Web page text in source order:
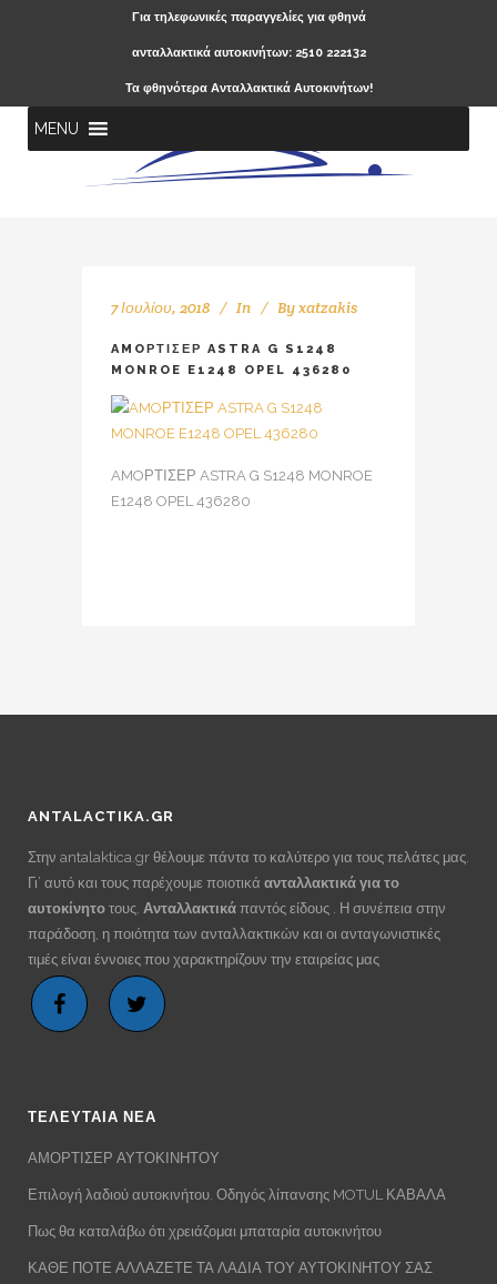
Για τηλεφωνικές παραγγελίες για φθηνά
ανταλλακτικά αυτοκινήτων: 2510 222132
Τα φθηνότερα Ανταλλακτικά Αυτοκινήτων!
MENU
7 Ιουλίου, 2018 In Byxatzakis
AMOΡΤΙΣΕΡ ASTRA G S1248
MONROE E1248 OPEL 436280
AMOΡΤΙΣΕΡ ASTRA G S1248 MONROE
E1248 OPEL 436280
ANTALACTIKA.GR
Στην antalaktica.gr θέλουμε πάντα το καλύτερο για τους πελάτες μας.
Γι’ αυτό και τους παρέχουμε ποιοτικά ανταλλακτικά για το
αυτοκίνητο τους. Ανταλλακτικά παντός είδους . Η συνέπεια στην
παράδοση, η ποιότητα των ανταλλακτικών και οι ανταγωνιστικές
τιμές είναι έννοιες που χαρακτηρίζουν την εταιρείας μας
ΤΕΛΕΥΤΑΙΑ ΝΕΑ
ΑΜΟΡΤΙΣΕΡ ΑΥΤΟΚΙΝΗΤΟΥ
Επιλογή λαδιού αυτοκινήτου. Οδηγός λίπανσης MOTUL ΚΑΒΑΛΑ
Πως θα καταλάβω ότι χρειάζομαι μπαταρία αυτοκινήτου
ΚΑΘΕ ΠΟΤΕ ΑΛΛΑΖΕΤΕ ΤΑ ΛΑΔΙΑ ΤΟΥ ΑΥΤΟΚΙΝΗΤΟΥ ΣΑΣ